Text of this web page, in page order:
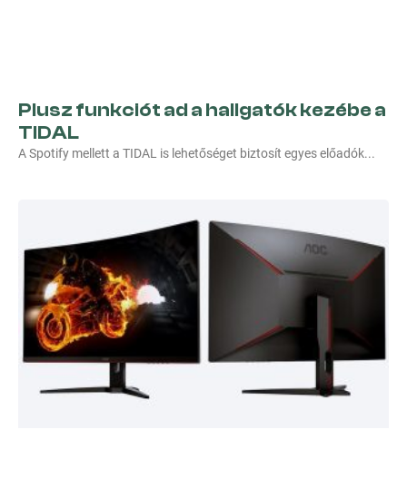
Plusz funkciót ad a hallgatók kezébe a
TIDAL
A Spotify mellett a TIDAL is lehetőséget biztosít egyes előadók